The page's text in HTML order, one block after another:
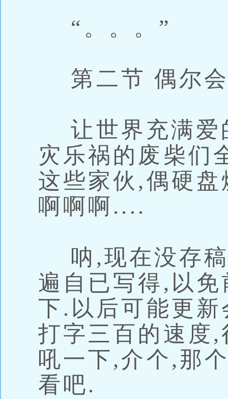
“。。。”
第二节 偶尔
让世界充满爱
灾乐祸的废柴们
这些家伙,偶硬
啊啊啊....
呐,现在没存稿
遍自已写得,以
下.以后可能更
打字三百的速度
吼一下,介个,那
看吧.